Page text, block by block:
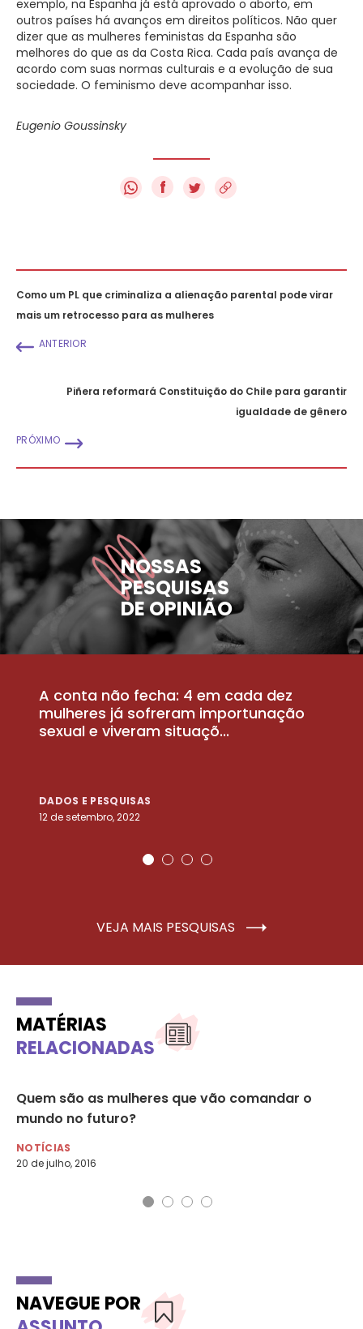
exemplo, na Espanha já está aprovado o aborto, em
outros países há avanços em direitos políticos. Não quer
dizer que as mulheres feministas da Espanha são
melhores do que as da Costa Rica. Cada país avança de
acordo com suas normas culturais e a evolução de sua
sociedade. O feminismo deve acompanhar isso.
Eugenio Goussinsky
f
Como um PL que criminaliza a alienação parental pode virar
mais um retrocesso para as mulheres
ANTERIOR
Piñera reformará Constituição do Chile para garantir
igualdade de gênero
PRÓXIMO
NOSSAS
PESQUISAS
DE OPINIÃO
A conta não fecha: 4 em cada dez
mulheres já sofreram importunação
sexual e viveram situaçõ...
DADOS E PESQUISAS
12 de setembro, 2022
VEJA MAIS PESQUISAS
MATÉRIAS
RELACIONADAS
Quem são as mulheres que vão comandar o
mundo no futuro?
NOTÍCIAS
20 de julho, 2016
NAVEGUE POR